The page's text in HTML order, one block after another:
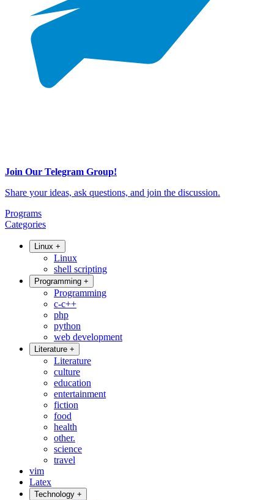
Join Our Telegram Group!
Share your ideas, ask questions, and join the discussion.
Programs
Categories
Linux +
Linux
shell scripting
Programming +
Programming
c-c++
php
python
web development
Literature +
Literature
culture
education
entertainment
fiction
food
health
other.
science
travel
vim
Latex
Technology +